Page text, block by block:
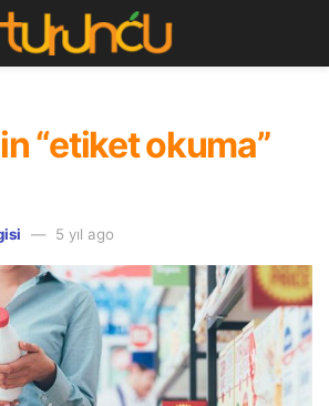
“etiket okuma”
5 yıl ago